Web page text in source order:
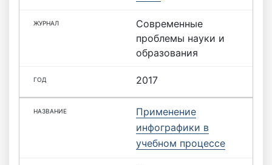
Современные
проблемы науки и
образования
2017
Применение
инфографики в
учебном процессе